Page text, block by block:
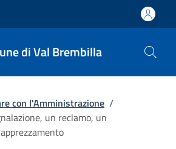
di Val Brembilla
con l'Amministrazione /
un reclamo, un